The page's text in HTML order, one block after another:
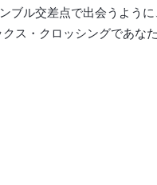
ブル交差点で出会うよう
ス・クロッシングであな